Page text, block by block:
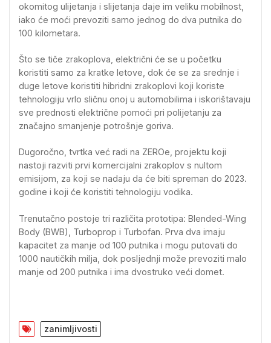
okomitog ulijetanja i slijetanja daje im veliku mobilnost,
iako će moći prevoziti samo jednog do dva putnika do
100 kilometara.
Što se tiče zrakoplova, električni će se u početku
koristiti samo za kratke letove, dok će se za srednje i
duge letove koristiti hibridni zrakoplovi koji koriste
tehnologiju vrlo sličnu onoj u automobilima i iskorištavaju
sve prednosti električne pomoći pri polijetanju za
značajno smanjenje potrošnje goriva.
Dugoročno, tvrtka već radi na ZEROe, projektu koji
nastoji razviti prvi komercijalni zrakoplov s nultom
emisijom, za koji se nadaju da će biti spreman do 2023.
godine i koji će koristiti tehnologiju vodika.
Trenutačno postoje tri različita prototipa: Blended-Wing
Body (BWB), Turboprop i Turbofan. Prva dva imaju
kapacitet za manje od 100 putnika i mogu putovati do
1000 nautičkih milja, dok posljednji može prevoziti malo
manje od 200 putnika i ima dvostruko veći domet.
zanimljivosti